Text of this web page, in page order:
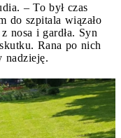
– To był czas
do szpitala wiązało
nosa i gardła. Syn
Rana po nich
nadzieję.